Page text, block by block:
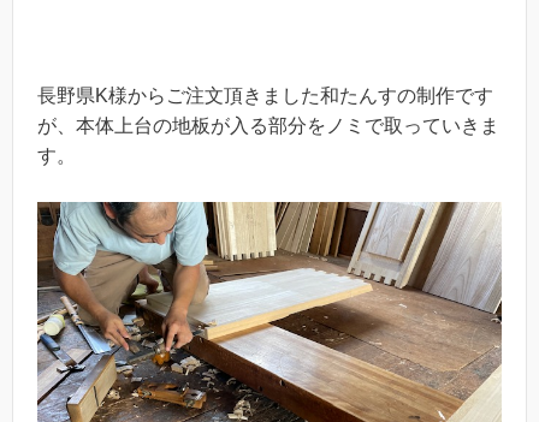
長野県K様からご注文頂きました和たんすの制作です
が、本体上台の地板が入る部分をノミで取っていきま
す。